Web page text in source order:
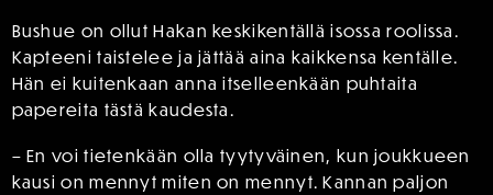
Bushue on ollut Hakan keskikentällä isossa roolissa.
Kapteeni taistelee ja jättää aina kaikkensa kentälle.
Hän ei kuitenkaan anna itselleenkään puhtaita
papereita tästä kaudesta.
– En voi tietenkään olla tyytyväinen, kun joukkueen
kausi on mennyt miten on mennyt. Kannan paljon